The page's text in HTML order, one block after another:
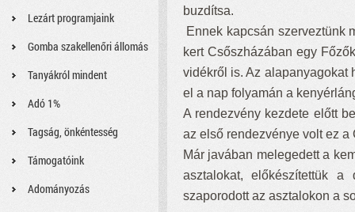
Lezárt programjaink
Gomba szakellenőri állomás
Tanyákról mindent
Adó 1%
Tagság, önkéntesség
Támogatóink
Adományozás
buzdítsa.
Ennek kapcsán szerveztünk
kert Csőszházában egy
vidékről is. Az alapanyagokat
el a nap folyamán a
A rendezvény kezdete előtt
az első rendezvénye volt ez
Már javában melegedett a
asztalokat, előkészítettük
szaporodott az asztalokon a